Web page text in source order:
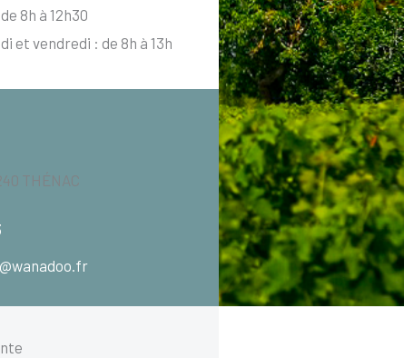
8h à 12h30
et vendredi : de 8h à 13h
THÉNAC